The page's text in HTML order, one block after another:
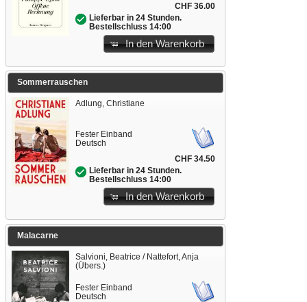
CHF 36.00
Lieferbar in 24 Stunden.
Bestellschluss 14:00
In den Warenkorb
Sommerrauschen
Adlung, Christiane
Fester Einband
Deutsch
CHF 34.50
Lieferbar in 24 Stunden.
Bestellschluss 14:00
In den Warenkorb
Malacarne
Salvioni, Beatrice / Nattefort, Anja
(Übers.)
Fester Einband
Deutsch